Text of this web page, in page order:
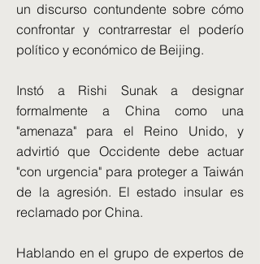
un discurso contundente sobre cómo
confrontar y contrarrestar el poderío
político y económico de Beijing.
Instó a Rishi Sunak a designar
formalmente a China como una
"amenaza" para el Reino Unido, y
advirtió que Occidente debe actuar
"con urgencia" para proteger a Taiwán
de la agresión. El estado insular es
reclamado por China.
Hablando en el grupo de expertos de